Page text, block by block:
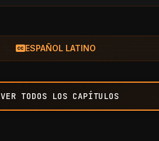
ESPAÑOL LATINO
VER TODOS LOS CAPÍTULOS